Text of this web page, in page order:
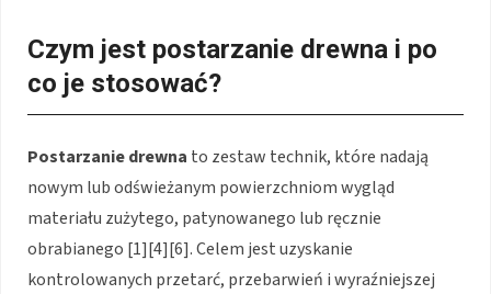
Czym jest postarzanie drewna i po
co je stosować?
Postarzanie drewna to zestaw technik, które nadają
nowym lub odświeżanym powierzchniom wygląd
materiału zużytego, patynowanego lub ręcznie
obrabianego [1][4][6]. Celem jest uzyskanie
kontrolowanych przetarć, przebarwień i wyraźniejszej